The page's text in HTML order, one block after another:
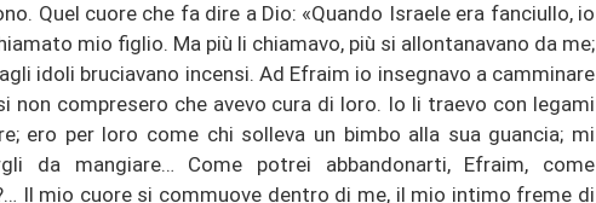
Quel cuore che fa dire a Dio: «Quando Israele era fanciullo, io
mio figlio. Ma più li chiamavo, più si allontanavano da me;
idoli bruciavano incensi. Ad Efraim io insegnavo a camminare
non compresero che avevo cura di loro. Io li traevo con legami
ero per loro come chi solleva un bimbo alla sua guancia; mi
da mangiare… Come potrei abbandonarti, Efraim, come
Il mio cuore si commuove dentro di me, il mio intimo freme di